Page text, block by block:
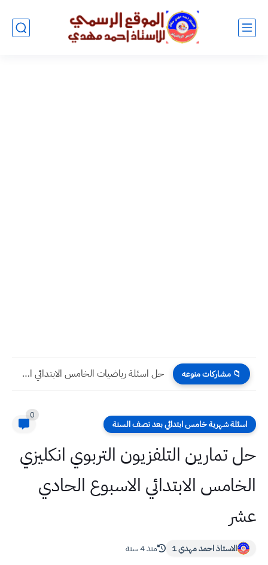
📁 مشاركات منوعه حل اسئلة رياضيات الخامس الابتدائي الاسبوع الخامس عشر التلفزيون التربوي
اسئلة شهرية خامس ابتدائي بعد نصف السنة
0
حل تمارين التلفزيون التربوي انكليزي
الخامس الابتدائي الاسبوع الحادي
عشر
الاستاذ احمد مهدي 1 منذ 4 سنة